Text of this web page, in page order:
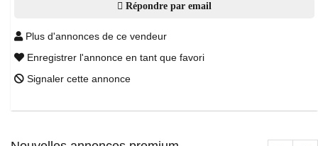
Répondre par email
Plus d'annonces de ce vendeur
Enregistrer l'annonce en tant que favori
Signaler cette annonce